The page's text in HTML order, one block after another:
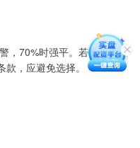
，70%时强平。若平台设置
，应避免选择。